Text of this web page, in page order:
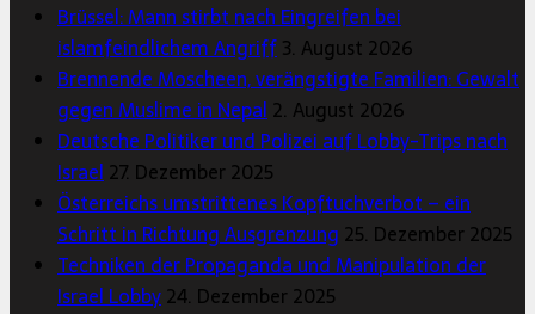
Brüssel: Mann stirbt nach Eingreifen bei
islamfeindlichem Angriff3. August 2026
Brennende Moscheen, verängstigte Familien: Gewalt
gegen Muslime in Nepal2. August 2026
Deutsche Politiker und Polizei auf Lobby-Trips nach
Israel27. Dezember 2025
Österreichs umstrittenes Kopftuchverbot – ein
Schritt in Richtung Ausgrenzung 25. Dezember 2025
Techniken der Propaganda und Manipulation der
Israel Lobby24. Dezember 2025